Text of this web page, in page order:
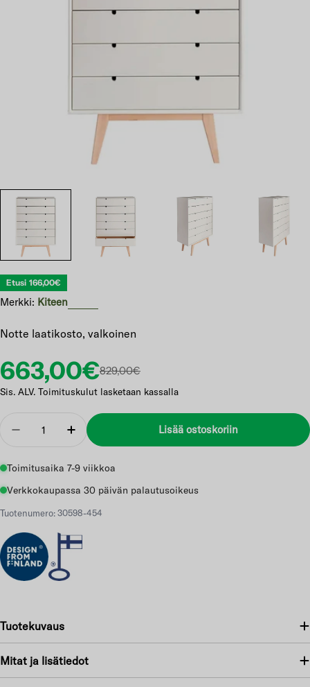
Etusi 166,00€
Merkki: Kiteen
Notte laatikosto, valkoinen
Etuhinta
663,00€
Normaalihinta
829,00€
Sis. ALV. Toimituskulut lasketaan kassalla
Vähennä Lisää
Lisää ostoskoriin
Toimitusaika 7-9 viikkoa
Verkkokaupassa 30 päivän palautusoikeus
Tuotenumero: 30598-454
Tuotekuvaus
Mitat ja lisätiedot